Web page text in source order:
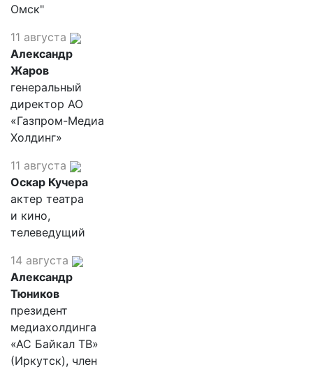
Омск"
11 августа
Александр
Жаров
генеральный
директор АО
«Газпром-Медиа
Холдинг»
11 августа
Оскар Кучера
актер театра
и кино,
телеведущий
14 августа
Александр
Тюников
президент
медиахолдинга
«АС Байкал ТВ»
(Иркутск), член